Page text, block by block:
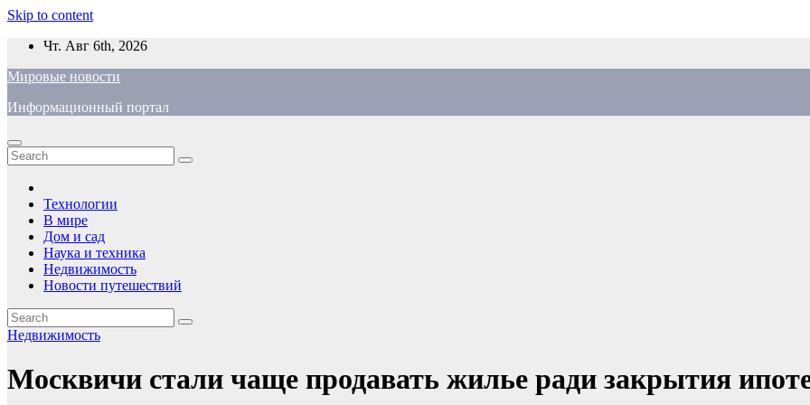
Skip to content
Чт. Авг 6th, 2026
Мировые новости
Информационный портал
Технологии
В мире
Дом и сад
Наука и техника
Недвижимость
Новости путешествий
Недвижимость
Москвичи стали чаще продавать жилье ради закрытия